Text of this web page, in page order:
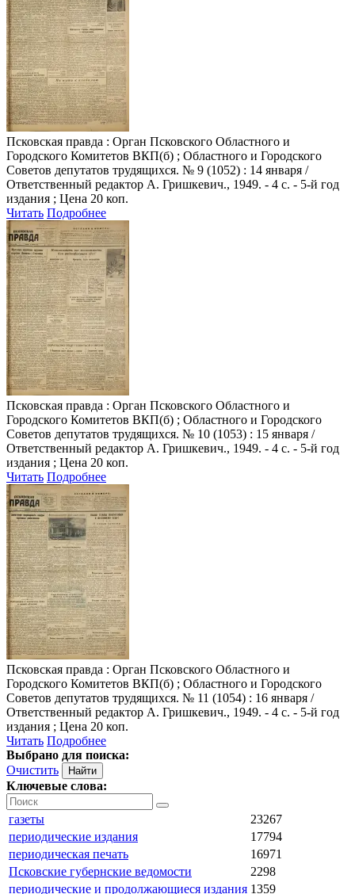
Псковская правда : Орган Псковского Областного и
Городского Комитетов ВКП(б) ; Областного и Городского
Советов депутатов трудящихся. № 9 (1052) : 14 января /
Ответственный редактор А. Гришкевич., 1949. - 4 с. - 5-й год
издания ; Цена 20 коп.
Читать Подробнее
Псковская правда : Орган Псковского Областного и
Городского Комитетов ВКП(б) ; Областного и Городского
Советов депутатов трудящихся. № 10 (1053) : 15 января /
Ответственный редактор А. Гришкевич., 1949. - 4 с. - 5-й год
издания ; Цена 20 коп.
Читать Подробнее
Псковская правда : Орган Псковского Областного и
Городского Комитетов ВКП(б) ; Областного и Городского
Советов депутатов трудящихся. № 11 (1054) : 16 января /
Ответственный редактор А. Гришкевич., 1949. - 4 с. - 5-й год
издания ; Цена 20 коп.
Читать Подробнее
Выбрано для поиска:
Очистить
Ключевые слова:
газеты
23267
периодические издания
17794
периодическая печать
16971
Псковские губернские ведомости
2298
периодические и продолжающиеся издания 1359